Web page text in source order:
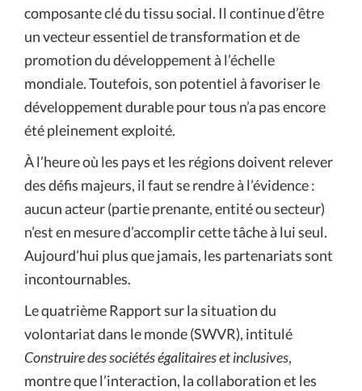
composante clé du tissu social. Il continue d’être
un vecteur essentiel de transformation et de
promotion du développement à l’échelle
mondiale. Toutefois, son potentiel à favoriser le
développement durable pour tous n’a pas encore
été pleinement exploité.
À l’heure où les pays et les régions doivent relever
des défis majeurs, il faut se rendre à l’évidence :
aucun acteur (partie prenante, entité ou secteur)
n’est en mesure d’accomplir cette tâche à lui seul.
Aujourd’hui plus que jamais, les partenariats sont
incontournables.
Le quatrième Rapport sur la situation du
volontariat dans le monde (SWVR), intitulé
Construire des sociétés égalitaires et inclusives,
montre que l’interaction, la collaboration et les